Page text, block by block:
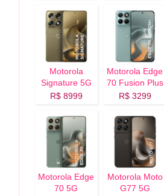
Motorola
Signature 5G
R$ 8999
Motorola Edge
70 Fusion Plus
5G
R$ 3299
Motorola Edge
70 5G
Motorola Moto
G77 5G